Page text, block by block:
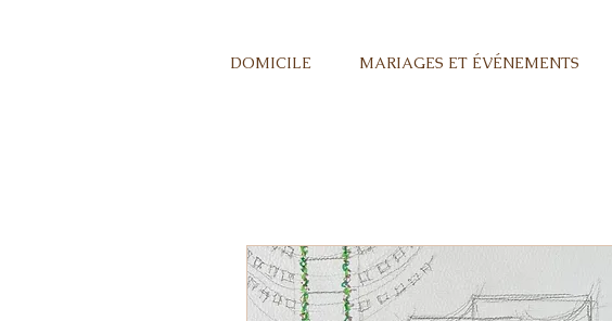
DOMICILE MARIAGES ET ÉVÉNEMENTS